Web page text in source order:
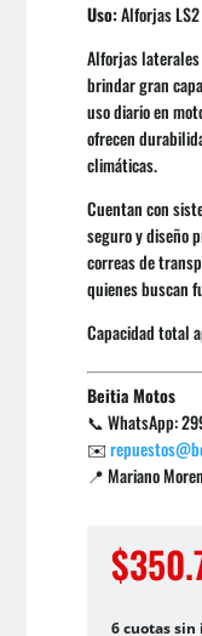
Uso:Alforjas
Alforjas
brindar gran
uso diario en
ofrecen
climáticas.
Cuentan con
seguro y diseño
correas de
quienes buscan
Capacidad total
Beitia Motos
📞 WhatsApp:
✉️
📍 Mariano
$
6 cuotas sin